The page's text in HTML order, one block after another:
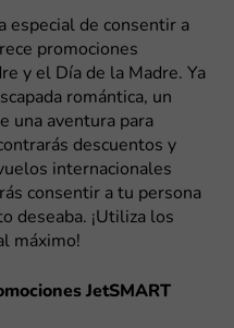
especial de consentir a
promociones
y el Día de la Madre. Ya
romántica, un
una aventura para
descuentos y
internacionales
consentir a tu persona
deseaba. ¡Utiliza los
máximo!
JetSMART